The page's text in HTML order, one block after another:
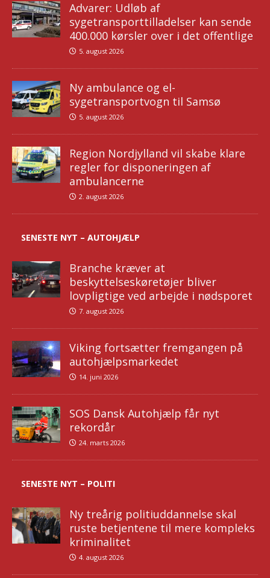
Advarer: Udløb af
sygetransporttilladelser kan sende
400.000 kørsler over i det offentlige
5. august 2026
Ny ambulance og el-
sygetransportvogn til Samsø
5. august 2026
Region Nordjylland vil skabe klare
regler for disponeringen af
ambulancerne
2. august 2026
SENESTE NYT – AUTOHJÆLP
Branche kræver at
beskyttelseskøretøjer bliver
lovpligtige ved arbejde i nødsporet
7. august 2026
Viking fortsætter fremgangen på
autohjælpsmarkedet
14. juni 2026
SOS Dansk Autohjælp får nyt
rekordår
24. marts 2026
SENESTE NYT – POLITI
Ny treårig politiuddannelse skal
ruste betjentene til mere kompleks
kriminalitet
4. august 2026